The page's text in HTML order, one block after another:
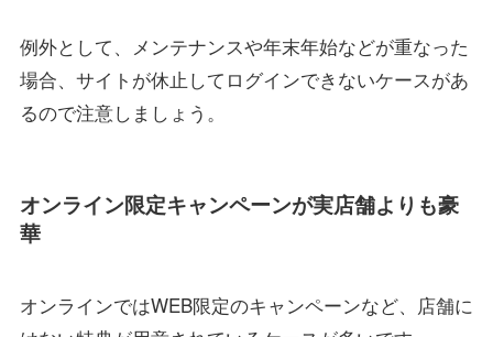
例外として、メンテナンスや年末年始などが重なった
場合、サイトが休止してログインできないケースがあ
るので注意しましょう。
オンライン限定キャンペーンが実店舗よりも豪
華
オンラインではWEB限定のキャンペーンなど、店舗に